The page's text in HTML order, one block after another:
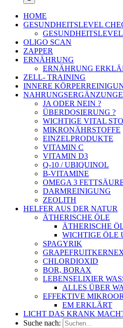
HOME
GESUNDHEITSLEVEL
OLIGO SCAN
ZAPPER
ERNÄHRUNG
ERNÄHRUNG
ZELL- TRAINING
INNERE
JA ODER NEIN ?
ÜBERDOSIERUNG ?
WICHTIGE VITAL
MIKRONÄHRSTOFFE
EINZELPRODUKTE
VITAMIN C
VITAMIN D3
Q-10 / UBIQUINOL
B-VITAMINE
OMEGA 3
DARMREINIGUNG
ZEOLITH
HELFER AUS DER NATUR
ÄTHERISCHE ÖLE
ÄTHERISCHE
WICHTIGE ÖLE
SPAGYRIK
CHLORDIOXID
BOR, BORAX
LEBENSELIXIER
ALLES ÜBER
EFFEKTIVE
EM ERKLÄRT
LICHT DAS KRANK
Suche nach: